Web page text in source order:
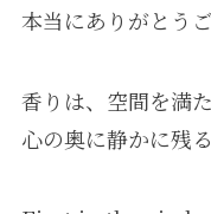
本当にありがとう
香りは、空間を満
心の奥に静かに残る